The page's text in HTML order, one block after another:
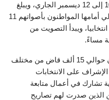
الأحد حتى الثلاثاء، في الفترة من 10 إلى 12 ديسمبر الجاري، ويبلغ
عدد لجان الاقتراع الفرعية التي يدلي أمامها المواطنون بأصواتهم 11
بداخل 9376 مركزا انتخابيا، ويبدأ التصويت من
مساءً.
وأكدت الهيئة الوطنية للانتخابات أن حوالي 15 ألف قاض من مختلف
الإشراف على الانتخابات
14 منظمة دولية تشارك في أعمال متابعة
الذين صدرت لهم تصاريح